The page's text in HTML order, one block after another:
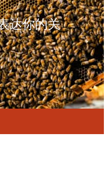
达你的关